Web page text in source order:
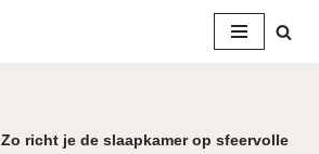
Zo richt je de slaapkamer op sfeervolle